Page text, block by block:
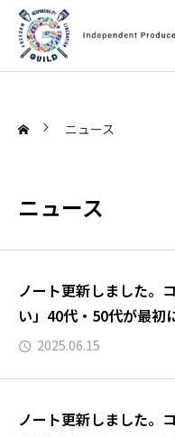
ニュース
ニュース
ノート更新しました。
い」40代・50代が最初
2025.06.15
ノート更新しました。